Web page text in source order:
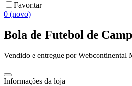
Favoritar
0 (novo)
Bola de Futebol de
Vendido e entregue por Webcontinental
Informações da loja